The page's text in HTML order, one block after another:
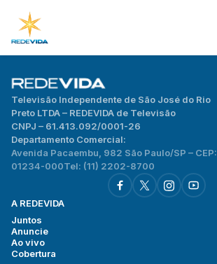
Televisão Independente de São José do Rio
Preto LTDA – REDEVIDA de Televisão
CNPJ – 61.413.092/0001-26
Departamento Comercial:
Avenida Pacaembu, 982 São Paulo/SP – CEP:
01234-000Tel: (11) 2202-8700
A REDEVIDA
Juntos
Anuncie
Ao vivo
Cobertura